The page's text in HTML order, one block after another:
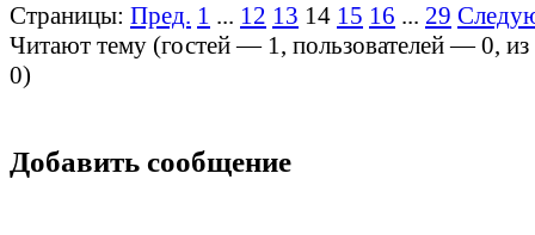
Страницы: Пред. 1 ... 12 13 14 15 16 ... 29
Читают тему (гостей — 1, пользователей —0,
0)
Добавить сообщение